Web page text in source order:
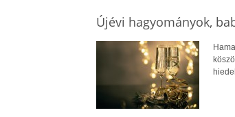
Újévi hagyományok,